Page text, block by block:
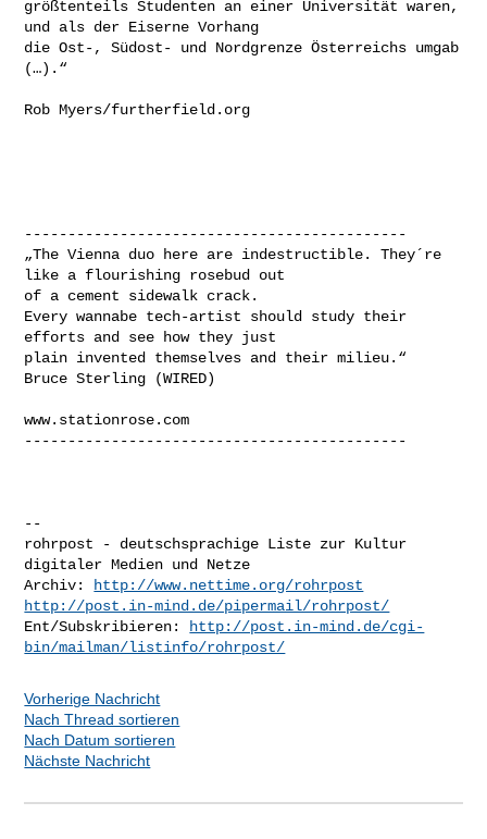
größtenteils Studenten an einer Universität waren,
und als der Eiserne Vorhang
die Ost-, Südost- und Nordgrenze Österreichs umgab
(…).“
Rob Myers/furtherfield.org
--------------------------------------------
„The Vienna duo here are indestructible. They´re
like a flourishing rosebud out
of a cement sidewalk crack.
Every wannabe tech-artist should study their
efforts and see how they just
plain invented themselves and their milieu.“
Bruce Sterling (WIRED)
www.stationrose.com
--------------------------------------------
--
rohrpost - deutschsprachige Liste zur Kultur
digitaler Medien und Netze
Archiv:
http://www.nettime.org/rohrpost
http://post.in-mind.de/pipermail/rohrpost/
Ent/Subskribieren:
http://post.in-mind.de/cgi-
bin/mailman/listinfo/rohrpost/
Vorherige Nachricht
Nach Thread sortieren
Nach Datum sortieren
Nächste Nachricht